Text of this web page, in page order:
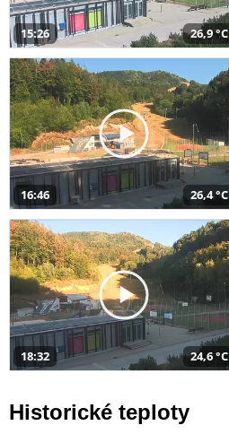
15:26 26,9 °C
16:46 26,4 °C
18:32 24,6 °C
Historické teploty